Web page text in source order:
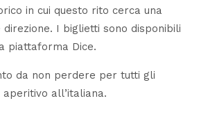
in cui questo rito cerca una
direzione. I biglietti sono disponibili
piattaforma Dice.
da non perdere per tutti gli
all’italiana.